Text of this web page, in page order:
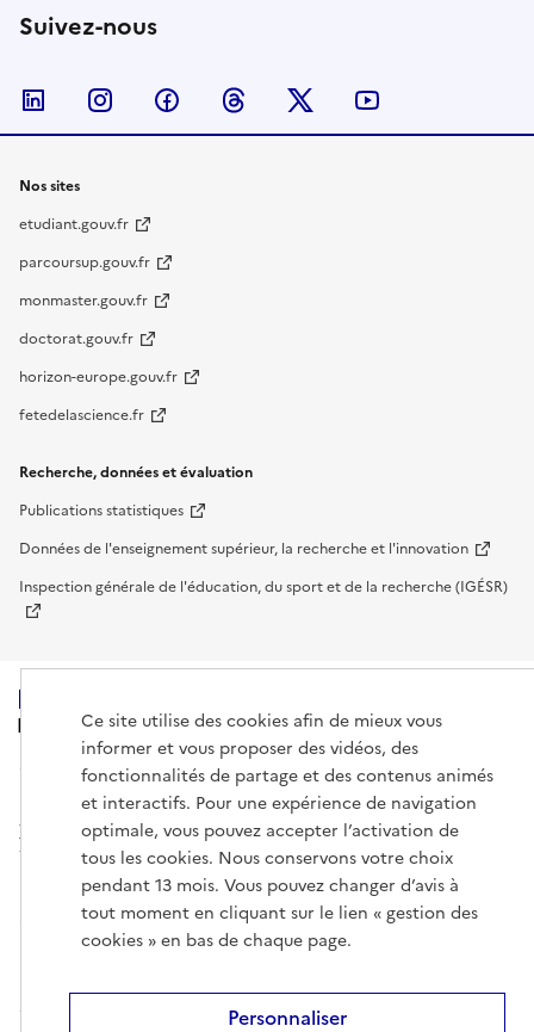
Suivez-nous
Nous suivre sur LinkedIn
Nous suivre sur Instagram
Nous suivre sur Facebook
Nous suivre sur Threads
Nous suivre sur Twitter
Nos sites
etudiant.gouv.fr
parcoursup.gouv.fr
monmaster.gouv.fr
doctorat.gouv.fr
horizon-europe.gouv.fr
fetedelascience.fr
Recherche, données et évaluation
Publications statistiques
Données de l'enseignement supérieur, la recherche et l'innovation
Inspection générale de l'éducation, du sport et de la recherche (IGÉSR)
MINISTÈRE
DE L'ENSEIGNEMENT
SUPÉRIEUR,
DE LA RECHERCHE
ET DE L'ESPACE
info.gouv.fr
service-public.gouv.fr
Ce site utilise des cookies afin de mieux vous
informer et vous proposer des vidéos, des
fonctionnalités de partage et des contenus animés
et interactifs. Pour une expérience de navigation
optimale, vous pouvez accepter l’activation de
tous les cookies. Nous conservons votre choix
pendant 13 mois. Vous pouvez changer d’avis à
tout moment en cliquant sur le lien « gestion des
cookies » en bas de chaque page.
Personnaliser